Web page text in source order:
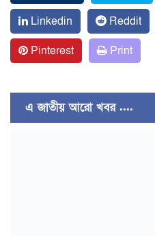
Linkedin
Reddit
Pinterest
Print
এ জাতীয় আরো খবর ....